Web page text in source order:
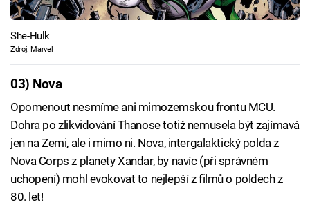
She-Hulk
Zdroj: Marvel
03) Nova
Opomenout nesmíme ani mimozemskou frontu MCU.
Dohra po zlikvidování Thanose totiž nemusela být zajímavá
jen na Zemi, ale i mimo ni. Nova, intergalaktický polda z
Nova Corps z planety Xandar, by navíc (při správném
uchopení) mohl evokovat to nejlepší z filmů o poldech z
80. let!